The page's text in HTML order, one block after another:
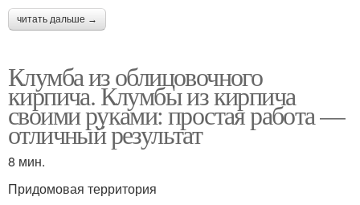
читать дальше →
Клумба из облицовочного
кирпича. Клумбы из кирпича
своими руками: простая работа —
отличный результат
8 мин.
Придомовая территория